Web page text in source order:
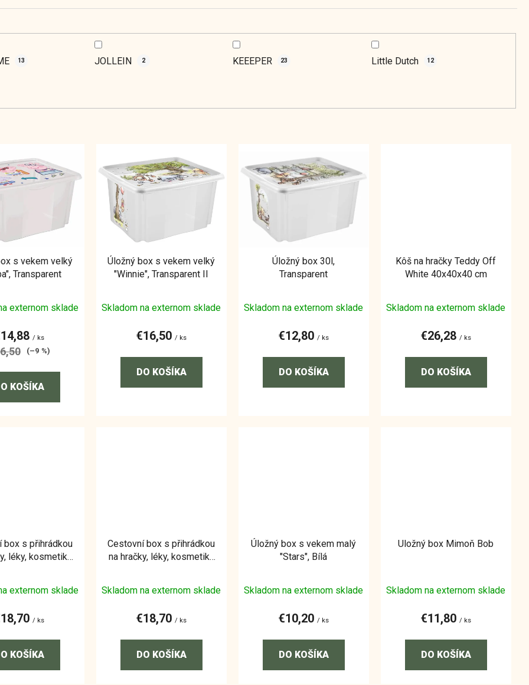
13 JOLLEIN 2 KEEEPER 23 Little Dutch 12
s vekem velký
Transparent
externom sklade
/ ks
(–9 %)
KOŠÍKA
Úložný box s vekem velký
"Winnie", Transparent II
Skladom na externom sklade
€16,50/ ks
DO KOŠÍKA
Úložný box 30l,
Transparent
Skladom na externom sklade
€12,80/ ks
DO KOŠÍKA
Kôš na hračky Teddy Off
White 40x40x40 cm
Skladom na externom sklade
€26,28/ ks
DO KOŠÍKA
box s přihrádkou
léky, kosmetiku
externom sklade
/ ks
KOŠÍKA
Cestovní box s přihrádkou
na hračky, léky, kosmetiku
Skladom na externom sklade
€18,70/ ks
DO KOŠÍKA
Úložný box s vekem malý
"Stars", Bílá
Skladom na externom sklade
€10,20/ ks
DO KOŠÍKA
Uložný box Mimoň Bob
Skladom na externom sklade
€11,80/ ks
DO KOŠÍKA